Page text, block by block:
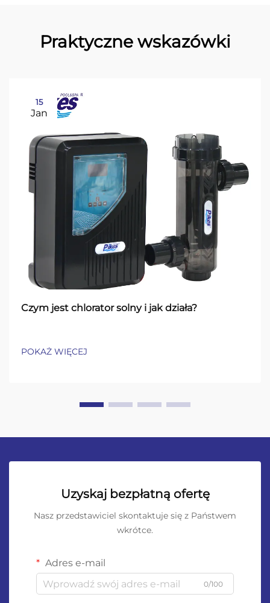
Praktyczne wskazówki
15
Jan
Czym jest chlorator solny i jak działa?
POKAŻ WIĘCEJ
Uzyskaj bezpłatną ofertę
Nasz przedstawiciel skontaktuje się z Państwem
wkrótce.
Adres e-mail
0/100